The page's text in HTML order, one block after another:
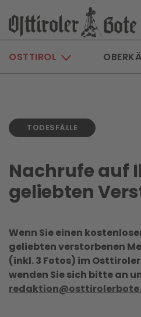
Skip to main content
OSTTIROL
TODESFÄLLE
Nachrufe auf
geliebten
Wenn Sie einen
geliebten verstorbenen
(inkl. 3 Fotos) im
wenden Sie sich bitte an